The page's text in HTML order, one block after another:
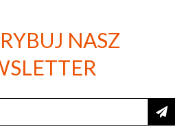
NASZ
SUBSKRYBUJ